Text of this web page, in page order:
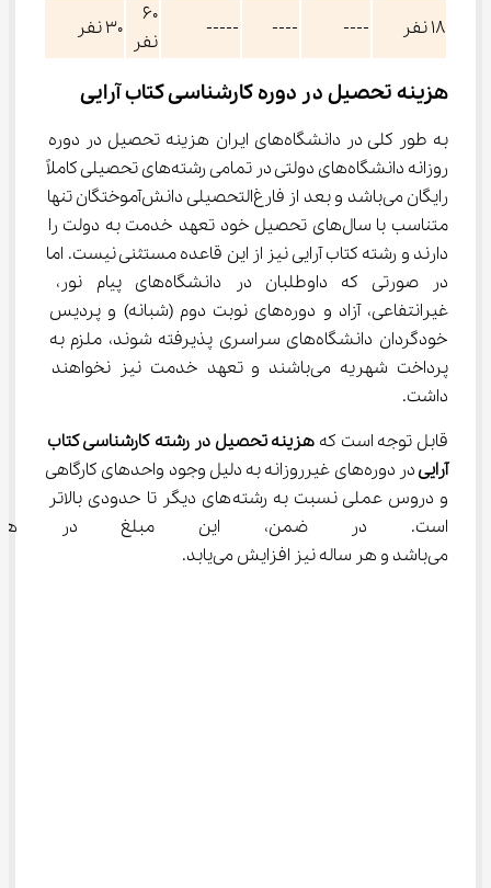
18 نفر ----
----
-----
60
نفر
30 نفر
هزینه تحصیل در دوره کارشناسی کتاب آرایی
به طور کلی در دانشگاه‌های ایران هزینه تحصیل در دوره
روزانه دانشگاه‌های دولتی در تمامی رشته‌های تحصیلی کاملاً
رایگان می‌باشد و بعد از فارغ‌التحصیلی دانش‌آموختگان تنها
متناسب با سال‌های تحصیل خود تعهد خدمت به دولت را
دارند و رشته کتاب آرایی نیز از این قاعده مستثنی نیست. اما
در صورتی که داوطلبان در دانشگاه‌های پیام نور،
غیرانتفاعی، آزاد و دوره‌های نوبت دوم (شبانه) و پردیس
خودگردان دانشگاه‌های سراسری پذیرفته شوند، ملزم به
پرداخت شهریه می‌باشند و تعهد خدمت نیز نخواهند
داشت.
قابل توجه است که هزینه تحصیل در رشته کارشناسی کتاب
آرایی
در دوره‌های غیرروزانه به دلیل وجود واحدهای کارگاهی
و دروس عملی نسبت به رشته‌های دیگر تا حدودی بالاتر
است. در ضمن، این مبلغ در هر
می‌باشد و هر ساله نیز افزایش می‌یابد.